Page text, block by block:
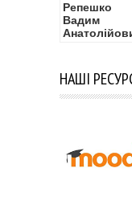
Репешко
Вадим
НАШІ